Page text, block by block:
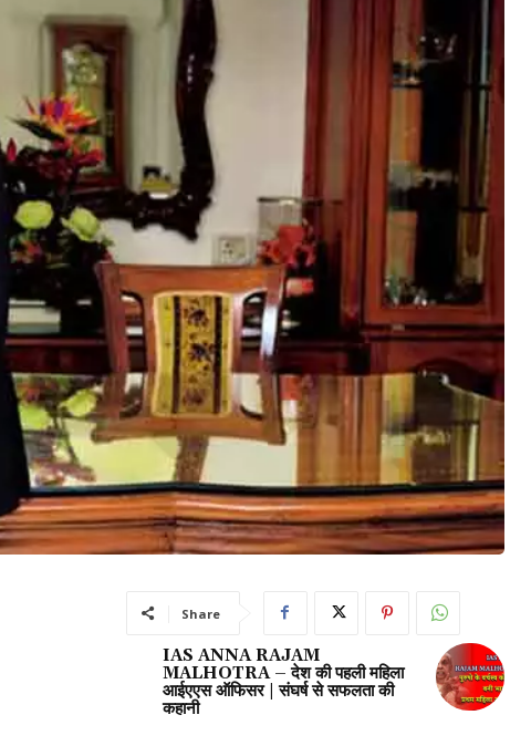
Share
IAS ANNA RAJAM
MALHOTRA – देश की पहली महिला
आईएएस ऑफिसर | संघर्ष से सफलता की
कहानी